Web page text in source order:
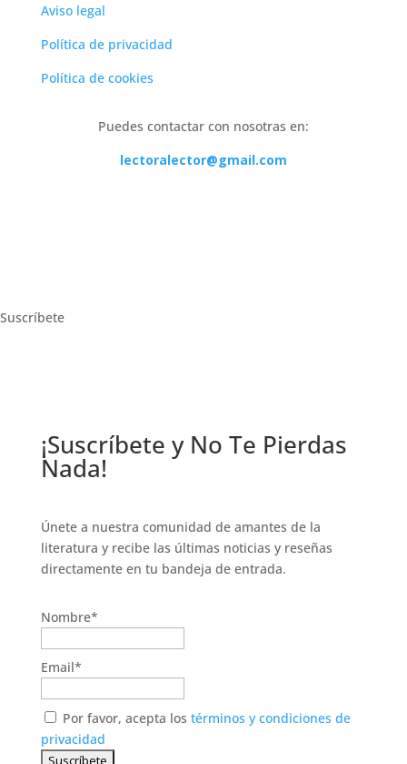
Aviso legal
Política de privacidad
Política de cookies
Puedes contactar con nosotras en:
lectoralector@gmail.com
Suscríbete
¡Suscríbete y No Te Pierdas
Nada!
Únete a nuestra comunidad de amantes de la
literatura y recibe las últimas noticias y reseñas
directamente en tu bandeja de entrada.
Nombre*
Email*
Por favor, acepta los términos y condiciones de
privacidad